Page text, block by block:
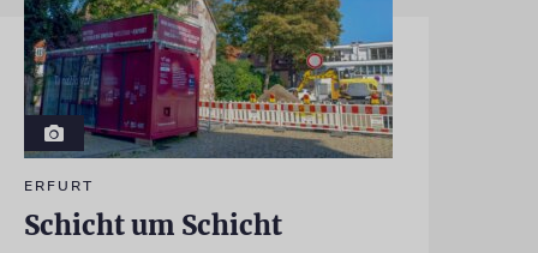
ERFURT
Schicht um Schicht